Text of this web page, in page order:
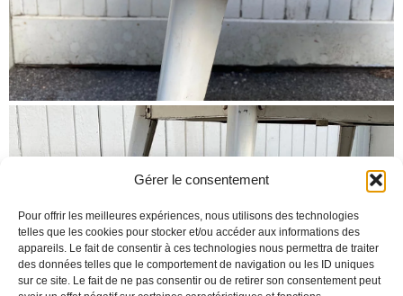
Gérer le consentement
Pour offrir les meilleures expériences, nous utilisons des technologies
telles que les cookies pour stocker et/ou accéder aux informations des
appareils. Le fait de consentir à ces technologies nous permettra de traiter
des données telles que le comportement de navigation ou les ID uniques
sur ce site. Le fait de ne pas consentir ou de retirer son consentement peut